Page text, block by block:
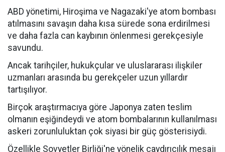
ABD yönetimi, Hiroşima ve Nagazaki'ye atom bombası
atılmasını savaşın daha kısa sürede sona erdirilmesi
ve daha fazla can kaybının önlenmesi gerekçesiyle
savundu.
Ancak tarihçiler, hukukçular ve uluslararası ilişkiler
uzmanları arasında bu gerekçeler uzun yıllardır
tartışılıyor.
Birçok araştırmacıya göre Japonya zaten teslim
olmanın eşiğindeydi ve atom bombalarının kullanılması
askeri zorunluluktan çok siyasi bir güç gösterisiydi.
Özellikle Sovyetler Birliği'ne yönelik caydırıcılık mesajı